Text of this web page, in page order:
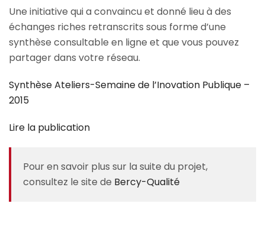
Une initiative qui a convaincu et donné lieu à des
échanges riches retranscrits sous forme d’une
synthèse consultable en ligne et que vous pouvez
partager dans votre réseau.
Synthèse Ateliers-Semaine de l’Inovation Publique –
2015
Lire la publication
Pour en savoir plus sur la suite du projet,
consultez le site de Bercy-Qualité